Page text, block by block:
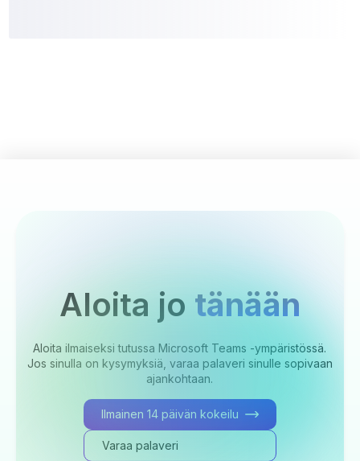
Aloita jo tänään
Aloita ilmaiseksi tutussa Microsoft Teams -ympäristössä.
Jos sinulla on kysymyksiä, varaa palaveri sinulle sopivaan
ajankohtaan.
Ilmainen 14 päivän kokeilu
Varaa palaveri